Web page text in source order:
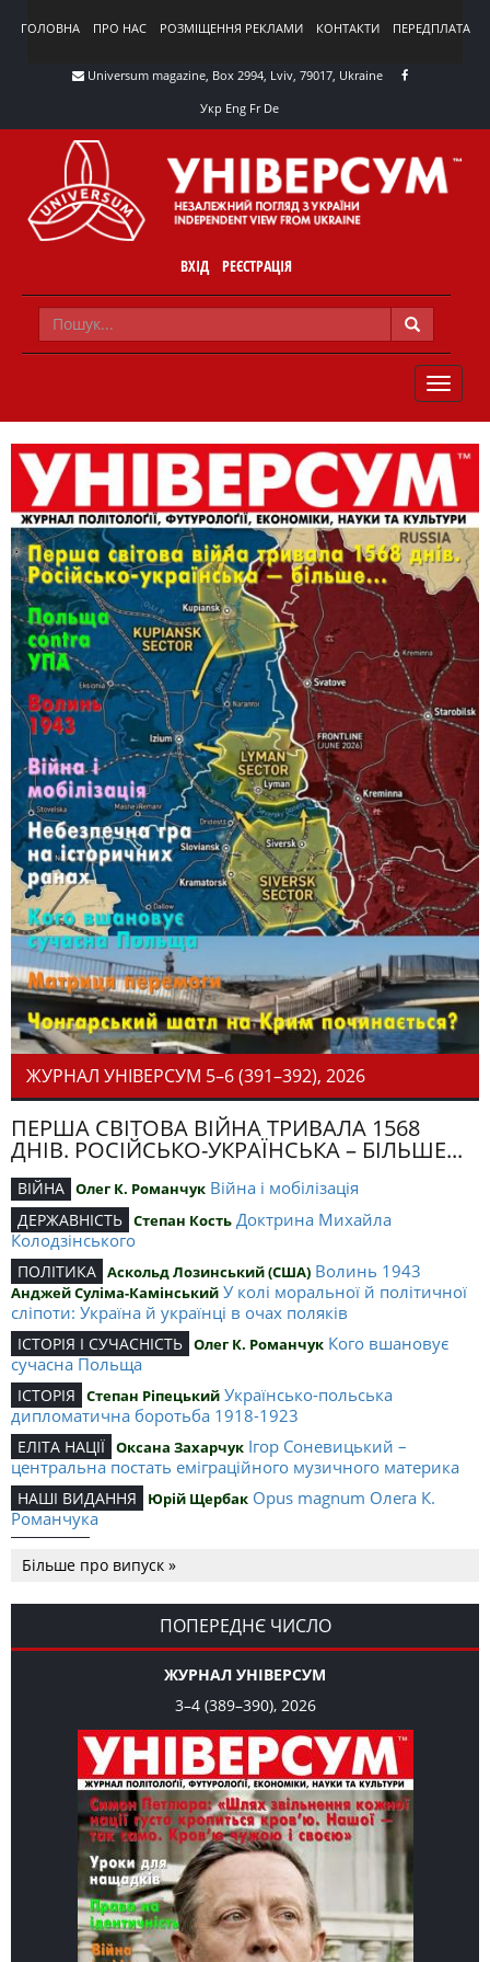
ГОЛОВНА ПРО НАС РОЗМІЩЕННЯ РЕКЛАМИ КОНТАКТИ ПЕРЕДПЛАТА
Universum magazine, Box 2994, Lviv, 79017, Ukraine
Укр Eng Fr De
ВХІД РЕЄСТРАЦІЯ
TOGGLE
ЖУРНАЛ УНІВЕРСУМ 5–6 (391–392), 2026
ПЕРША СВІТОВА ВІЙНА ТРИВАЛА 1568
ДНІВ. РОСІЙСЬКО-УКРАЇНСЬКА – БІЛЬШЕ...
ВІЙНА Олег К. Романчук Війна і мобілізація
ДЕРЖАВНІСТЬ Степан Кость Доктрина Михайла
Колодзінського
ПОЛІТИКА Аскольд Лозинський (США) Волинь 1943
Анджей Суліма-Камінський У колі моральної й політичної
сліпоти: Україна й українці в очах поляків
ІСТОРІЯ І СУЧАСНІСТЬ Олег К. Романчук Кого вшановує
сучасна Польща
ІСТОРІЯ Степан Ріпецький Українсько-польська
дипломатична боротьба 1918-1923
ЕЛІТА НАЦІЇ Оксана Захарчук Ігор Соневицький –
центральна постать еміграційного музичного материка
НАШІ ВИДАННЯ Юрій Щербак Opus magnum Олега К.
Романчука
Романчука
СЛОВО РЕДАКЦІЙНЕ Олег К. Романчук Журавель і синиця
як уособлення української політстратегії й тактики
Більше про випуск »
ПОПЕРЕДНЄ ЧИСЛО
ЖУРНАЛ УНІВЕРСУМ
3–4 (389–390), 2026